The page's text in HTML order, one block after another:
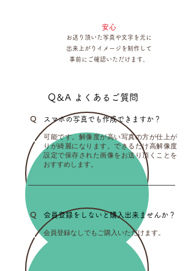
安心
お送り頂いた写真や文字を元に
出来上がりイメージを制作して
事前にご確認いただけます。
Q＆A よくあるご質問
Q スマホの写真でも作成できますか？
A
可能です。解像度が高い写真の方が仕上が
りが綺麗になります。できるだけ高解像度
設定で保存された画像をお送り頂くことを
おすすめします。
Q 会員登録をしないと購入出来ませんか？
A 会員登録なしでもご購入いただけます。